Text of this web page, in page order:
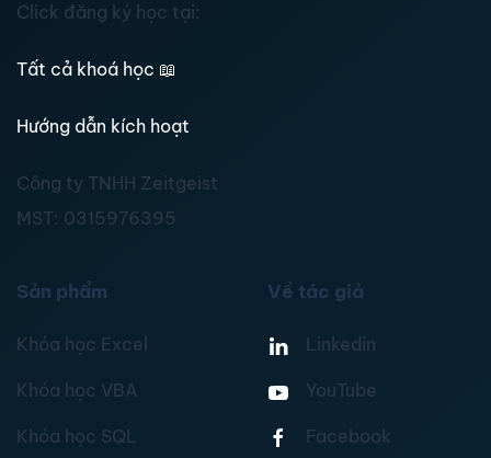
Click đăng ký học tại:
Tất cả khoá học 📖
Hướng dẫn kích hoạt
Công ty TNHH Zeitgeist
MST: 0315976395
Sản phẩm
Khóa học Excel
Khóa học VBA
Khóa học SQL
Về tác giả
Linkedin
YouTube
Facebook